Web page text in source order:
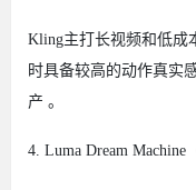
Kling主打长视频和低成
时具备较高的动作真实
产 。
4. Luma Dream Machine